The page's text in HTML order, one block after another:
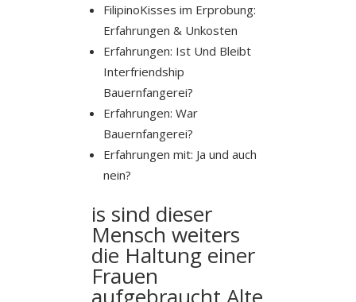
FilipinoKisses im Erprobung:
Erfahrungen & Unkosten
Erfahrungen: Ist Und Bleibt
Interfriendship
Bauernfangerei?
Erfahrungen: War
Bauernfangerei?
Erfahrungen mit: Ja und auch
nein?
is sind dieser
Mensch weiters
die Haltung einer
Frauen